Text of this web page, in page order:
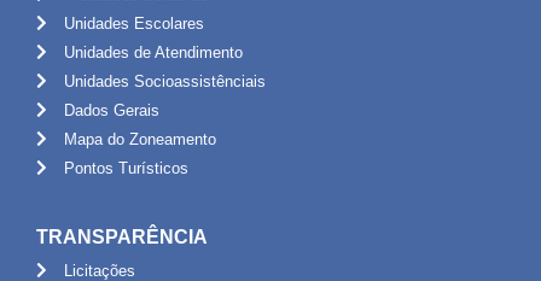
Unidades Escolares
Unidades de Atendimento
Unidades Socioassistênciais
Dados Gerais
Mapa do Zoneamento
Pontos Turísticos
TRANSPARÊNCIA
Licitações